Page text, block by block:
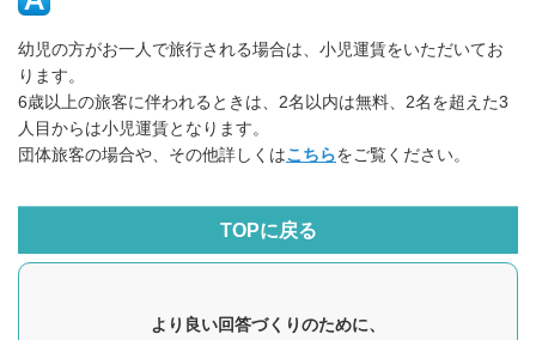
幼児の方がお一人で旅行される場合は、小児運賃をいただいてお
ります。
6歳以上の旅客に伴われるときは、2名以内は無料、2名を超えた3
人目からは小児運賃となります。
団体旅客の場合や、その他詳しくはこちらをご覧ください。
TOPに戻る
より良い回答づくりのために、